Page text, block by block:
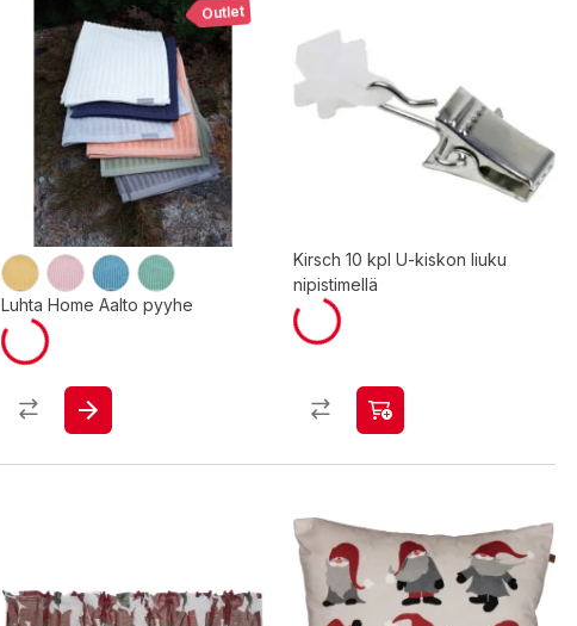
Outlet
Luhta Home Aalto pyyhe
Kirsch 10 kpl U-kiskon liuku
nipistimellä